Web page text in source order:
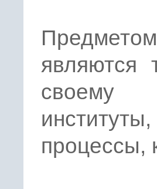
являются
процессы,